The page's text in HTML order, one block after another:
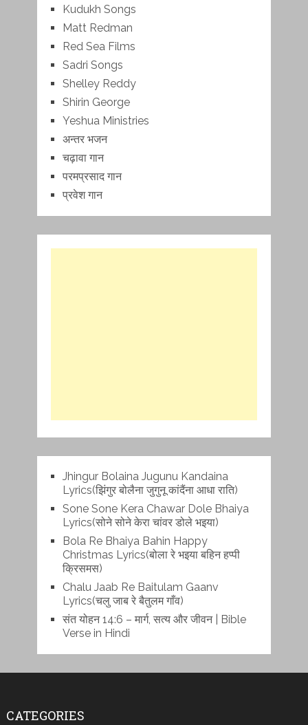
Kudukh Songs
Matt Redman
Red Sea Films
Sadri Songs
Shelley Reddy
Shirin George
Yeshua Ministries
अन्तर भजन
चढ़ावा गान
परमप्रसाद गान
प्रवेश गान
Jhingur Bolaina Jugunu Kandaina
Lyrics(झिंगुर बोलैना जुगुनू कांदैंना आधा राति)
Sone Sone Kera Chawar Dole Bhaiya
Lyrics(सोने सोने केरा चांवर डोले भइया)
Bola Re Bh‌aiya Bahin Happy
Christmas Lyrics(बोला रे भ‌इया बहिन हप्पी
क्रिसमस)
Chalu Jaab Re Baitulam Gaanv
Lyrics(चलु जाब रे बैतुलम गाँव)
संत योहन 14:6 – मार्ग, सत्य और जीवन | Bible
Verse in Hindi
CATEGORIES